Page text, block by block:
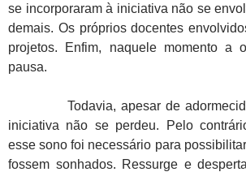
se incorporaram à iniciativa não se
demais. Os próprios docentes
projetos. Enfim, naquele momento a
pausa.
Todavia, apesar de adormecida
iniciativa não se perdeu. Pelo
esse sono foi necessário para
fossem sonhados. Ressurge e